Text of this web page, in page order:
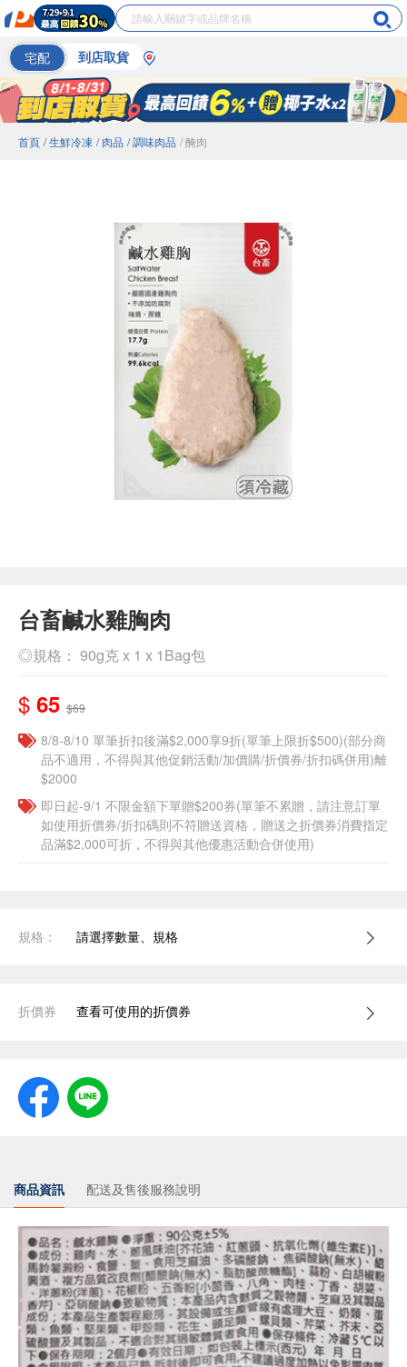
宅配 到店取貨
首頁 / 生鮮冷凍 / 肉品 / 調味肉品 / 醃肉
台畜鹹水雞胸肉
◎規格： 90g克 x 1 x 1Bag包
$ 65 $69
8/8-8/10 單筆折扣後滿$2,000享9折(單筆上限折$500)(部分商
品不適用，不得與其他促銷活動/加價購/折價券/折扣碼併用)離
$2000
即日起-9/1 不限金額下單贈$200券(單筆不累贈，請注意訂單
如使用折價券/折扣碼則不符贈送資格，贈送之折價券消費指定
品滿$2,000可折，不得與其他優惠活動合併使用)
規格： 請選擇數量、規格
折價券 查看可使用的折價券
商品資訊 配送及售後服務說明